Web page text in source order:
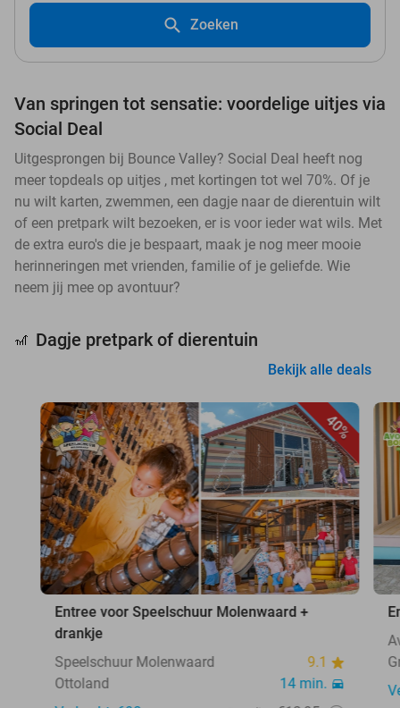
Zoeken
Van springen tot sensatie: voordelige uitjes via
Social Deal
Uitgesprongen bij Bounce Valley? Social Deal heeft nog
meer topdeals op uitjes , met kortingen tot wel 70%. Of je
nu wilt karten, zwemmen, een dagje naar de dierentuin wilt
of een pretpark wilt bezoeken, er is voor ieder wat wils. Met
de extra euro's die je bespaart, maak je nog meer mooie
herinneringen met vrienden, familie of je geliefde. Wie
neem jij mee op avontuur?
🎢 Dagje pretpark of dierentuin
Bekijk alle deals
40%
Entree voor Speelschuur Molenwaard +
drankje
Speelschuur Molenwaard
9.1
Ottoland
14 min.